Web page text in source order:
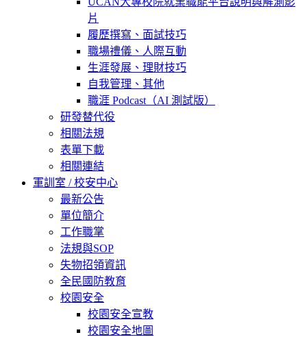
片
履歷撰寫、面試技巧
職場禮儀、人際互動
生涯發展、理財技巧
自我管理、其他
職涯 Podcast（AI 測試版）
研發替代役
相關法規
表單下載
相關連結
軍訓室 / 校安中心
最新公告
單位簡介
工作職掌
法規與SOP
失物招領資訊
全民國防教育
校園安全
校園安全宣教
校園安全地圖